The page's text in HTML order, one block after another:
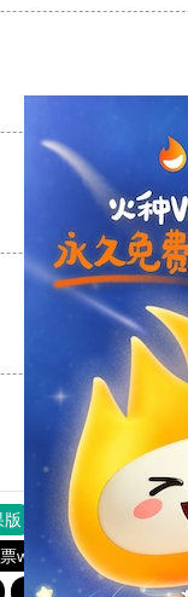
版 旋风加速度器
welcome
全民彩
新人送29元彩金平台